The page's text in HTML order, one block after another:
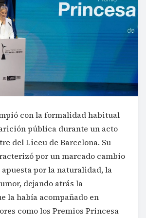
con la formalidad habitual
pública durante un acto
del Liceu de Barcelona. Su
por un marcado cambio
por la naturalidad, la
dejando atrás la
la había acompañado en
como los Premios Princesa